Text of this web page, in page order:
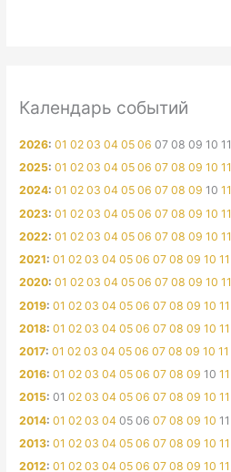
Календарь событий
2026:01 02 03 04 05 06 07 08 09 10 11
2025:01 02 03 04 05 06 07 08 09 10 11
2024:01 02 03 04 05 06 07 08 09 10 11
2023:01 02 03 04 05 06 07 08 09 10 11
2022:01 02 03 04 05 06 07 08 09 10 11
2021:01 02 03 04 05 06 07 08 09 10 11
2020:01 02 03 04 05 06 07 08 09 10 11
2019:01 02 03 04 05 06 07 08 09 10 11
2018:01 02 03 04 05 06 07 08 09 10 11
2017:01 02 03 04 05 06 07 08 09 10 11
2016:01 02 03 04 05 06 07 08 09 10 11
2015:01 02 03 04 05 06 07 08 09 10 11
2014:01 02 03 04 05 06 07 08 09 10 11
2013:01 02 03 04 05 06 07 08 09 10 11
2012:01 02 03 04 05 06 07 08 09 10 11